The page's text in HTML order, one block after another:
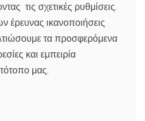
τις σχετικές ρυθμίσεις.
έρευνας ικανοποιήσεις
τα προσφερόμενα
και εμπειρία
μας.